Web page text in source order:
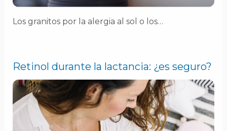
Los granitos por la alergia al sol o los…
Retinol durante la lactancia: ¿es seguro?